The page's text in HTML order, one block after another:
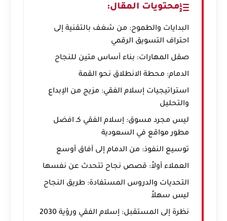
محتويات المقال:
البدايات والطموح: من شغف بالتقنية إلى
احتراف التسويق الرقمي
صقل المهارات: بناء أساس متين للنجاح
الدمام: محطة الانطلاق نحو القمة
استراتيجيات إسلام الفقي: مزيج من الإبداع
والتحليل
ليس مجرد مسوق: إسلام الفقي كـ افضل
مطور مواقع في السعودية
توسيع النفوذ: من الدمام إلى آفاق أوسع
العملاء أولاً: قصص نجاح تتحدث عن نفسها
التحديات والدروس المستفادة: طريق النجاح
ليس سهلاً
نظرة إلى المستقبل: إسلام الفقي ورؤية 2030